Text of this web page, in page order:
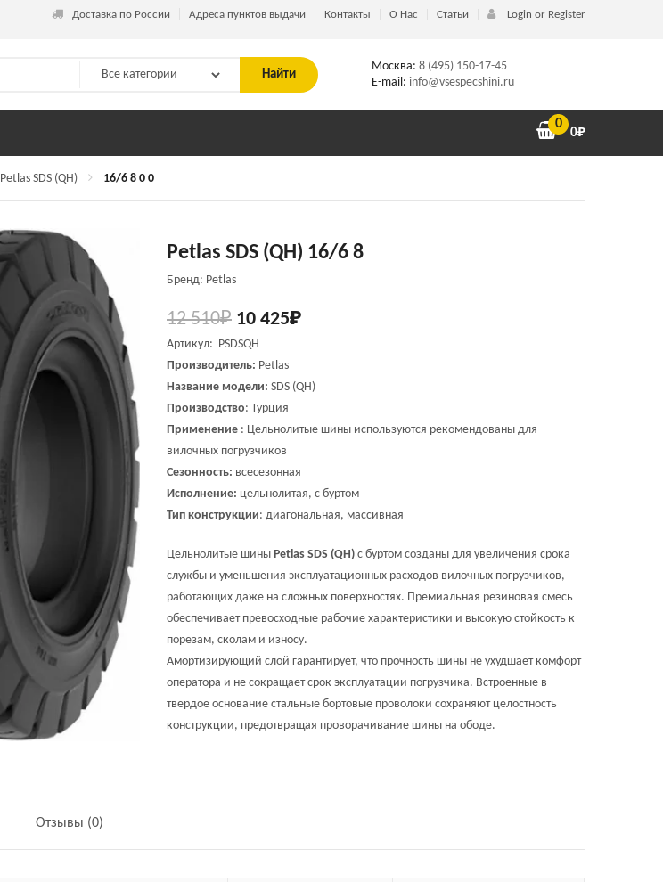
Доставка по России Адреса пунктов выдачи Контакты О Нас Статьи Login or Register
Найти
Москва: 8 (495) 150-17-45
E-mail: info@vsespecshini.ru
0
0₽
Petlas SDS (QH) 16/6 8 0 0
Petlas SDS (QH) 16/6 8
Бренд: Petlas
12 510₽ 10 425₽
Артикул: PSDSQH
Производитель: Petlas
Название модели: SDS (QH)
Производство: Турция
Применение : Цельнолитые шины используются рекомендованы для
вилочных погрузчиков
Сезонность: всесезонная
Исполнение: цельнолитая, с буртом
Тип конструкции: диагональная, массивная
Цельнолитые шины Petlas SDS (QH) с буртом созданы для увеличения срока
службы и уменьшения эксплуатационных расходов вилочных погрузчиков,
работающих даже на сложных поверхностях. Премиальная резиновая смесь
обеспечивает превосходные рабочие характеристики и высокую стойкость к
порезам, сколам и износу.
Амортизирующий слой гарантирует, что прочность шины не ухудшает комфорт
оператора и не сокращает срок эксплуатации погрузчика. Встроенные в
твердое основание стальные бортовые проволоки сохраняют целостность
конструкции, предотвращая проворачивание шины на ободе.
Отзывы (0)